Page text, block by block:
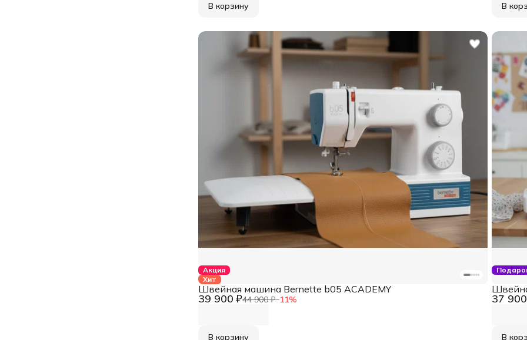
В корзину В
Акция
Хит
39 900 ₽44 900 ₽−11%
Швейная машина Bernette b05 ACADEMY
В корзину
37
В